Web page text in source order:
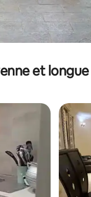
et
commentaires : 5 sur 5